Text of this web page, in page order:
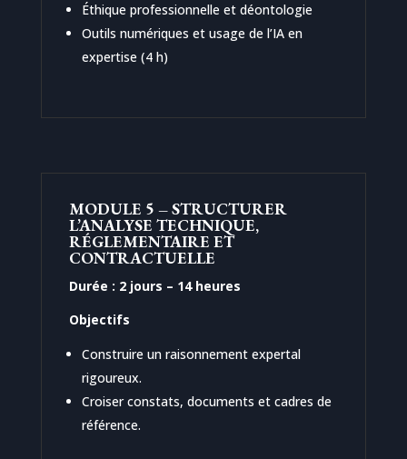
Éthique professionnelle et déontologie
Outils numériques et usage de l’IA en
expertise (4 h)
MODULE 5 – STRUCTURER
L’ANALYSE TECHNIQUE,
RÉGLEMENTAIRE ET
CONTRACTUELLE
Durée : 2 jours – 14 heures
Objectifs
Construire un raisonnement expertal
rigoureux.
Croiser constats, documents et cadres de
référence.